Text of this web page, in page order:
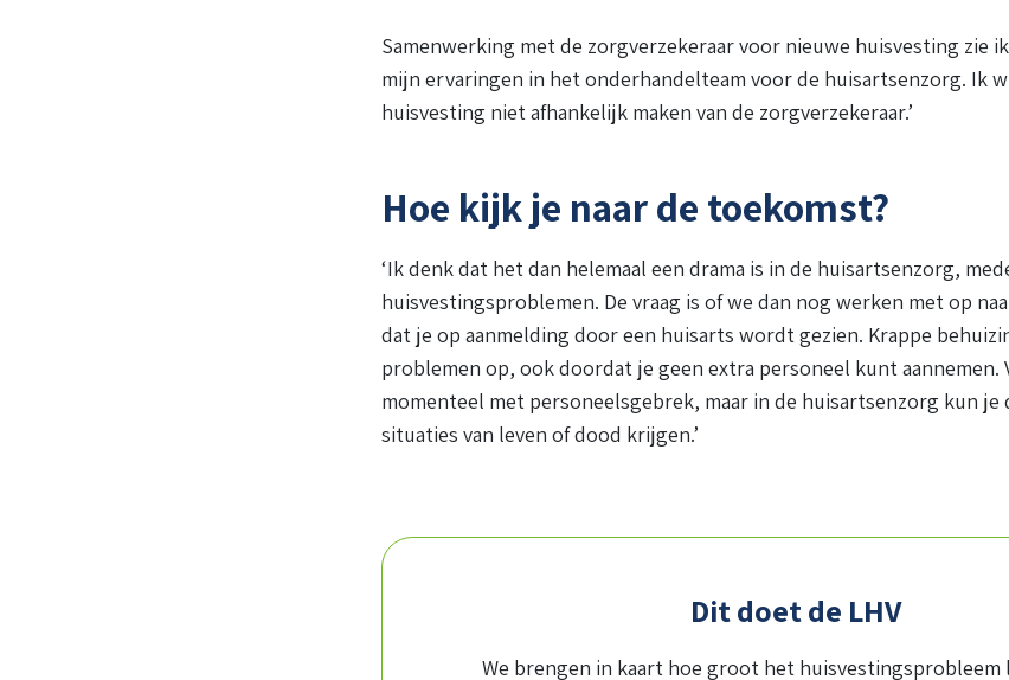
Samenwerking met de zorgverzekeraar voor nieuwe huisvesting zie
mijn ervaringen in het onderhandelteam voor de huisartsenzorg. Ik
huisvesting niet afhankelijk maken van de zorgverzekeraar.’
Hoe kijk je naar de toekomst?
‘Ik denk dat het dan helemaal een drama is in de huisartsenzorg,
huisvestingsproblemen. De vraag is of we dan nog werken met op
dat je op aanmelding door een huisarts wordt gezien. Krappe
problemen op, ook doordat je geen extra personeel kunt aannemen.
momenteel met personeelsgebrek, maar in de huisartsenzorg kun je
situaties van leven of dood krijgen.’
Dit doet de LHV
We brengen in kaart hoe groot het huisvestingsprobleem